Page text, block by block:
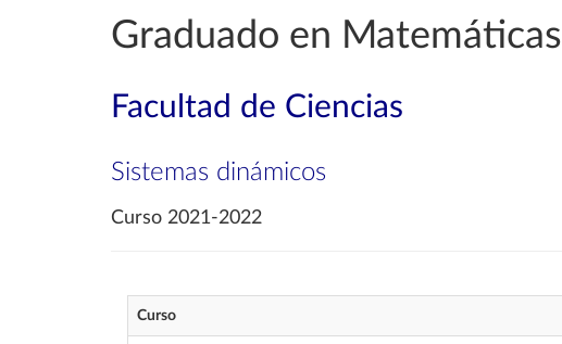
Graduado en Matemáticas
Facultad de Ciencias
Sistemas dinámicos
Curso 2021-2022
Curso